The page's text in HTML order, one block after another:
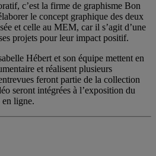
c’est la firme de graphisme Bon
le concept graphique des deux
et celle au MEM, car il s’agit d’une
projets pour leur impact positif.
Hébert et son équipe mettent en
et réalisent plusieurs
feront partie de la collection
seront intégrées à l’exposition du
ligne.